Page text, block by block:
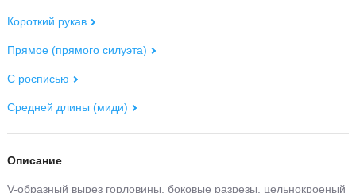
Короткий рукав
Прямое (прямого силуэта)
С росписью
Средней длины (миди)
Описание
V-образный вырез горловины, боковые разрезы, цельнокроеный